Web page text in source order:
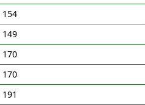
154
149
170
170
191